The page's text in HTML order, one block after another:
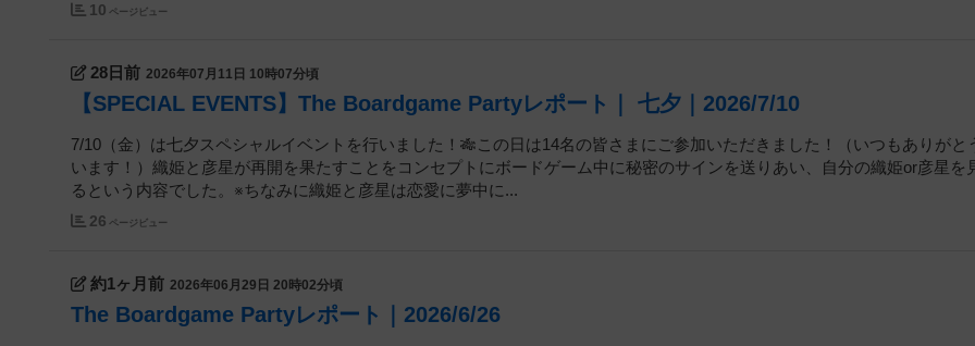
10 ページビュー
28日前 2026年07月11日 10時07分頃
【SPECIAL EVENTS】The Boardgame Partyレポート｜ 七夕｜2026/7/10
7/10（金）は七夕スペシャルイベントを行いました！🎋この日は14名の皆さまにご参加いただきました！（いつもありがと
います！）織姫と彦星が再開を果たすことをコンセプトにボードゲーム中に秘密のサインを送りあい、自分の織姫or彦星を
るという内容でした。※ちなみに織姫と彦星は恋愛に夢中に...
26 ページビュー
約1ヶ月前 2026年06月29日 20時02分頃
The Boardgame Partyレポート｜2026/6/26